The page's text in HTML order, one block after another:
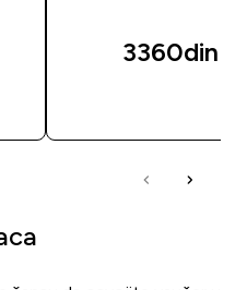
3360din‎